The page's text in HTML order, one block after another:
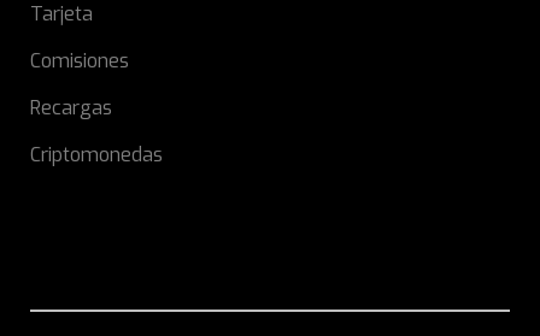
Tarjeta
Comisiones
Recargas
Criptomonedas